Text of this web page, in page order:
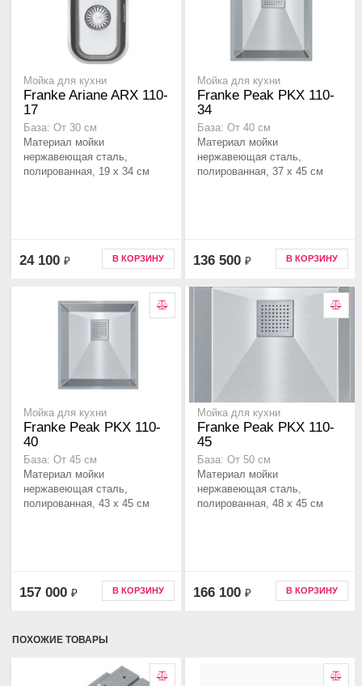
Мойка для кухни
Franke Ariane ARX 110-
17
База: От 30 см
Материал мойки
нержавеющая сталь,
полированная, 19 x 34 см
24 100 ₽ В КОРЗИНУ
Мойка для кухни
Franke Peak PKX 110-
34
База: От 40 см
Материал мойки
нержавеющая сталь,
полированная, 37 x 45 см
136 500 ₽ В КОРЗИНУ
Мойка для кухни
Franke Peak PKX 110-
40
База: От 45 см
Материал мойки
нержавеющая сталь,
полированная, 43 x 45 см
157 000 ₽ В КОРЗИНУ
Мойка для кухни
Franke Peak PKX 110-
45
База: От 50 см
Материал мойки
нержавеющая сталь,
полированная, 48 x 45 см
166 100 ₽ В КОРЗИНУ
ПОХОЖИЕ ТОВАРЫ